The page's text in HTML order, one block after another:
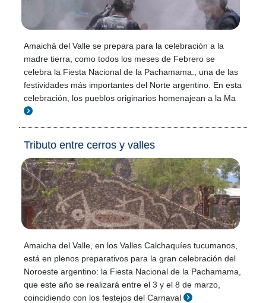
Amaichá del Valle se prepara para la celebración a la
madre tierra, como todos los meses de Febrero se
celebra la Fiesta Nacional de la Pachamama., una de las
festividades más importantes del Norte argentino. En esta
celebración, los pueblos originarios homenajean a la Ma
Tributo entre cerros y valles
Amaicha del Valle, en los Valles Calchaquíes tucumanos,
está en plenos preparativos para la gran celebración del
Noroeste argentino: la Fiesta Nacional de la Pachamama,
que este año se realizará entre el 3 y el 8 de marzo,
coincidiendo con los festejos del Carnaval